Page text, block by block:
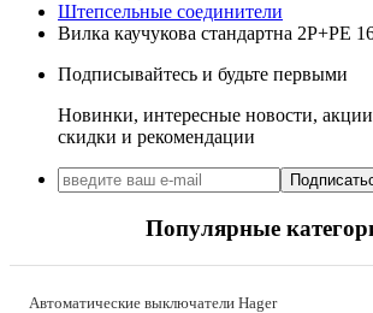
Штепсельные соединители
Вилка каучукова стандартна 2Р+PE
Подписывайтесь и будьте первыми
Новинки, интересные новости,
скидки и рекомендации
Популярные
Автоматические выключатели Hager